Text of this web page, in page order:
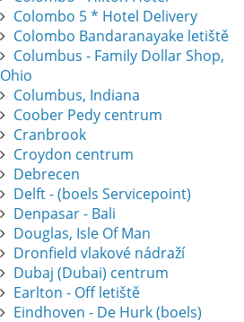
Colombo 5 * Hotel Delivery
Colombo Bandaranayake letiště
Columbus - Family Dollar Shop,
Ohio
Columbus, Indiana
Coober Pedy centrum
Cranbrook
Croydon centrum
Debrecen
Delft - (boels Servicepoint)
Denpasar - Bali
Douglas, Isle Of Man
Dronfield vlakové nádraží
Dubaj (Dubai) centrum
Earlton - Off letiště
Eindhoven - De Hurk (boels)